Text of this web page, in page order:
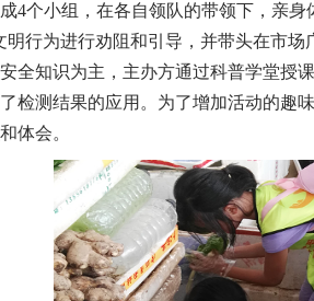
4个小组，在各自领队的带领下，亲
明行为进行劝阻和引导，并带头在市
全知识为主，主办方通过科普学堂授
检测结果的应用。为了增加活动的趣
体会。